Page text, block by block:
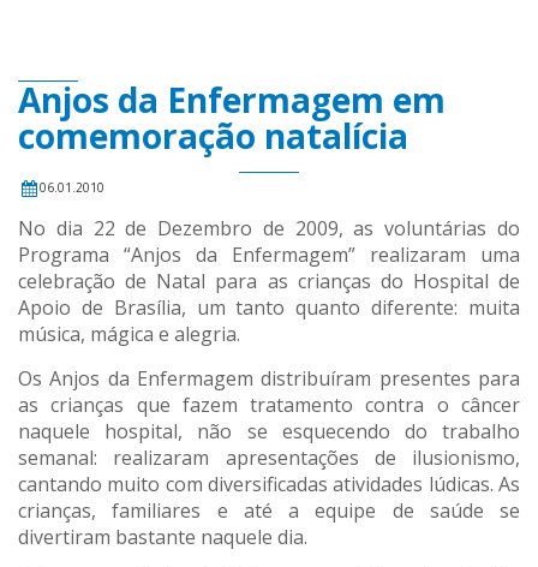
Anjos da Enfermagem em
comemoração natalícia
06.01.2010
No dia 22 de Dezembro de 2009, as voluntárias do
Programa “Anjos da Enfermagem” realizaram uma
celebração de Natal para as crianças do Hospital de
Apoio de Brasília, um tanto quanto diferente: muita
música, mágica e alegria.
Os Anjos da Enfermagem distribuíram presentes para
as crianças que fazem tratamento contra o câncer
naquele hospital, não se esquecendo do trabalho
semanal: realizaram apresentações de ilusionismo,
cantando muito com diversificadas atividades lúdicas. As
crianças, familiares e até a equipe de saúde se
divertiram bastante naquele dia.